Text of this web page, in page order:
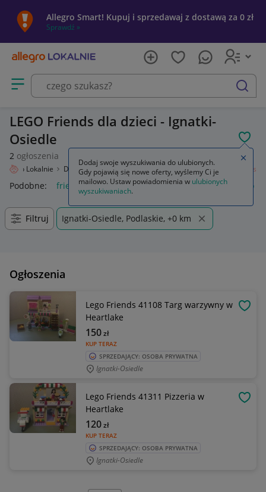
Allegro Smart! Kupuj i sprzedawaj z dostawą za 0 zł
Sprawdź »
Otwórz menu z kategoriami
szukaj
LEGO Friends dla dzieci - Ignatki-
Osiedle
2 ogłoszenia
Allegro Lokalnie Dziecko Zabawki Klocki LEGO Zestawy Friends
Podobne: friends lego friends lego friends domek lego
Filtruj Ignatki-Osiedle, Podlaskie, +0 km
Ogłoszenia
Lego Friends 41108 Targ warzywny w
Heartlake
KUP TERAZ
150zł
SPRZEDAJĄCY: OSOBA PRYWATNA
Ignatki-Osiedle
Lego Friends 41311 Pizzeria w
Heartlake
KUP TERAZ
120zł
SPRZEDAJĄCY: OSOBA PRYWATNA
Ignatki-Osiedle
Dodaj swoje wyszukiwania do ulubionych.
Gdy pojawią się nowe oferty, wyślemy Ci je
mailowo. Ustaw powiadomienia w ulubionych
wyszukiwaniach.